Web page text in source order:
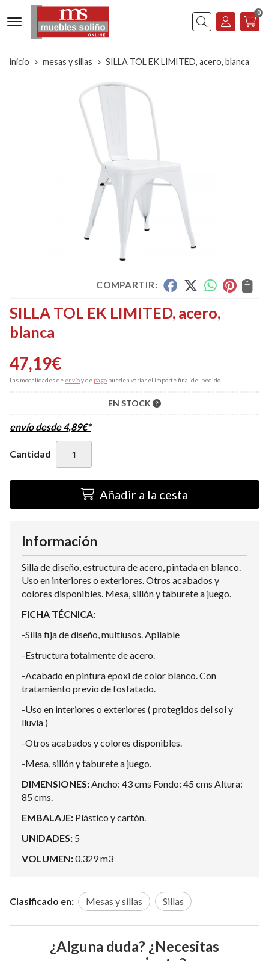
Buscar
0
inicio mesas y sillas SILLA TOL EK LIMITED, acero, blanca
COMPARTIR:
SILLA TOL EK LIMITED, acero,
blanca
47,19€
Las modalidades de envíoy de pago pueden variar el importe final del pedido.
EN STOCK
envío desde4,89€*
Cantidad
Añadir a la cesta
Información
Silla de diseño, estructura de acero, pintada en blanco.
Uso en interiores o exteriores. Otros acabados y
colores disponibles. Mesa, sillón y taburete a juego.
FICHA TÉCNICA:
-Silla fija de diseño, multiusos. Apilable
-Estructura totalmente de acero.
-Acabado en pintura epoxi de color blanco. Con
tratamiento previo de fosfatado.
-Uso en interiores o exteriores ( protegidos del sol y
lluvia )
-Otros acabados y colores disponibles.
-Mesa, sillón y taburete a juego.
DIMENSIONES: Ancho: 43 cms Fondo: 45 cms Altura:
85 cms.
EMBALAJE: Plástico y cartón.
UNIDADES: 5
VOLUMEN:0,329 m3
Clasificado en: Mesas y sillas Sillas
¿Alguna duda? ¿Necesitas